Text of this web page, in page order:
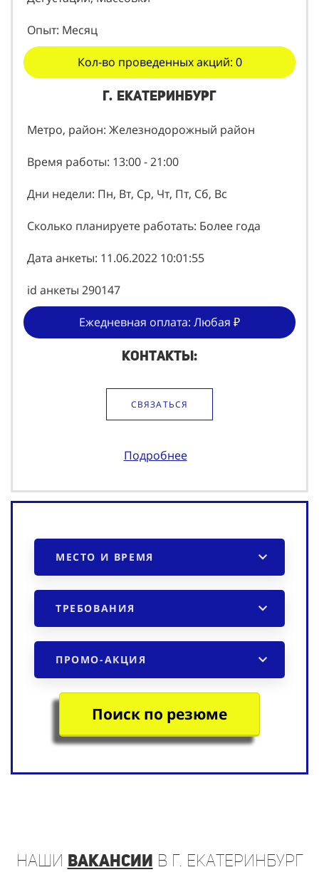
Опыт: Месяц
Кол-во проведенных акций: 0
г. Екатеринбург
Метро, район: Железнодорожный район
Время работы: 13:00 - 21:00
Дни недели: Пн, Вт, Ср, Чт, Пт, Сб, Вс
Сколько планируете работать: Более года
Дата анкеты: 11.06.2022 10:01:55
id анкеты 290147
Ежедневная оплата: Любая ₽
Контакты:
СВЯЗАТЬСЯ
Подробнее
МЕСТО И ВРЕМЯ
ТРЕБОВАНИЯ
ПРОМО-АКЦИЯ
Поиск по резюме
наши вакансии в г. Екатеринбург